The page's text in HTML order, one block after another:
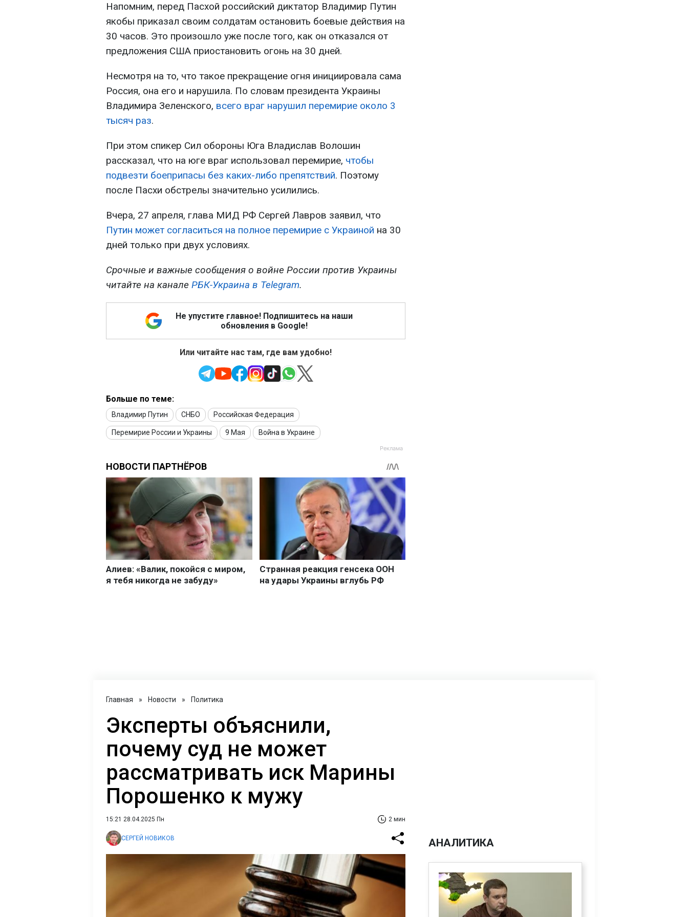
Напомним, перед Пасхой российский диктатор Владимир Путин
якобы приказал своим солдатам остановить боевые действия на
30 часов. Это произошло уже после того, как он отказался от
предложения США приостановить огонь на 30 дней.
Несмотря на то, что такое прекращение огня инициировала сама
Россия, она его и нарушила. По словам президента Украины
Владимира Зеленского, всего враг нарушил перемирие около 3
тысяч раз.
При этом спикер Сил обороны Юга Владислав Волошин
рассказал, что на юге враг использовал перемирие, чтобы
подвезти боеприпасы без каких-либо препятствий. Поэтому
после Пасхи обстрелы значительно усилились.
Вчера, 27 апреля, глава МИД РФ Сергей Лавров заявил, что
Путин может согласиться на полное перемирие с Украиной на 30
дней только при двух условиях.
Срочные и важные сообщения о войне России против Украины
читайте на канале РБК-Украина в Telegram.
Не упустите главное! Подпишитесь на наши
обновления в Google!
Или читайте нас там, где вам удобно!
Больше по теме:
Владимир Путин СНБО Российская Федерация
Перемирие России и Украины 9 Мая Война в Украине
Главная » Новости » Политика
Эксперты объяснили,
почему суд не может
рассматривать иск Марины
Порошенко к мужу
15:21 28.04.2025 Пн 2 мин
СЕРГЕЙ НОВИКОВ АНАЛИТИКА